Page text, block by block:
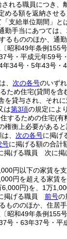
れる職員につき、
める額を返納させる
「支給単位期間」
勤手当にあつては
るもののほか、通
昭和49年条例155
号・平成元年59号
年34号・5年43号・
、 次の各号のいず
ため住宅(貸間を含
を貸与され、それ
は第3項の規定によ
するための住宅(有
権衡上必要がある
、 次の各号に掲げ
号に掲げる額の合計
掲げる職員 次に掲
円以下の家賃を
円を超える家賃
6,000円)を、1万
掲げる職員 前号の
もののほか、住居
昭和49年条例155
号・63年37号・平